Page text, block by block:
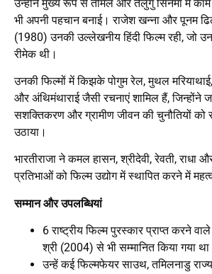
उन्होंने मुख्य रूप से तमिल और तेलुगु सिनेमा में काम
भी अपनी पहचान बनाई। राजेश खन्ना और पूनम
(1980) उनकी उल्लेखनीय हिंदी फिल्म रही, जो
रीमेक थी।
उनकी फिल्मों में किझके पोगुम रेल, मुथल
और अंथिमंथाराई जैसी रचनाएं शामिल हैं, जिन्होंने
सशक्तिकरण और ग्रामीण जीवन की चुनौतियों
उठाया।
भारतीराजा ने कमल हासन, श्रीदेवी, रेवती, राधा
प्रतिभाओं को फिल्म उद्योग में स्थापित करने में
सम्मान और उपलब्धियां
6 राष्ट्रीय फिल्म पुरस्कार प्राप्त करने
श्री (2004) से भी सम्मानित किया गया
उन्हें कई फिल्मफेयर साउथ, तमिलनाडु